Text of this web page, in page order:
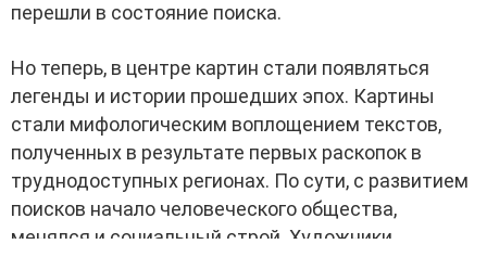
перешли в состояние поиска.
Но теперь, в центре картин стали появляться
легенды и истории прошедших эпох. Картины
стали мифологическим воплощением текстов,
полученных в результате первых раскопок в
труднодоступных регионах. По сути, с развитием
поисков начало человеческого общества,
менялся и социальный строй. Художники